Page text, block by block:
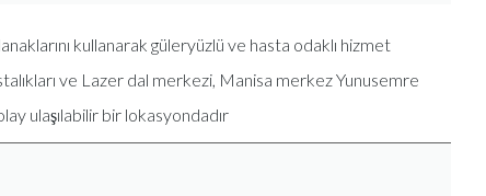
kullanarak güleryüzlü ve hasta odaklı hizmet
ve Lazer dal merkezi, Manisa merkez Yunusemre
ulaşılabilir bir lokasyondadır